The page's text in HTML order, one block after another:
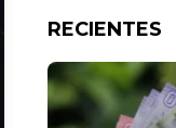
RECIENTES